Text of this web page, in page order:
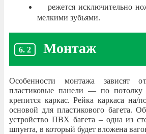
режется исключительно
мелкими зубьями.
Монтаж
Особенности монтажа зависят
пластиковые панели — по потолку
крепится каркас. Рейка каркаса на/
основой для пластикового багета.
устройство ПВХ багета – одна из
шпунта, в который будет вложена